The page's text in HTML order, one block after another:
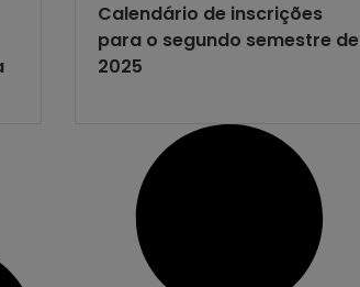
Calendário de inscrições
para o segundo semestre de
2025